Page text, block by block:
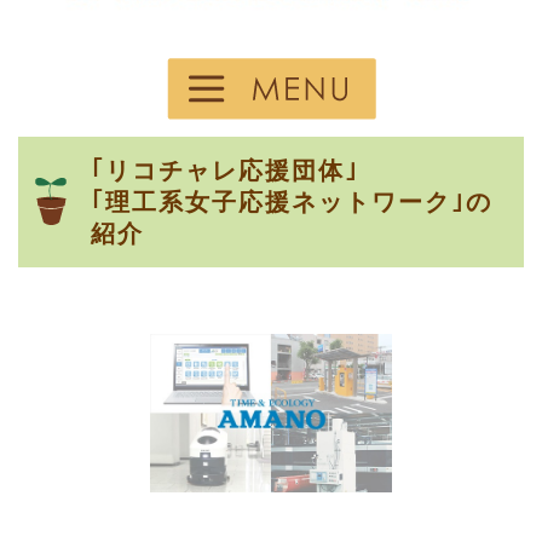
｢リコチャレ応援団体｣
｢理工系女子応援ネットワーク｣の
紹介